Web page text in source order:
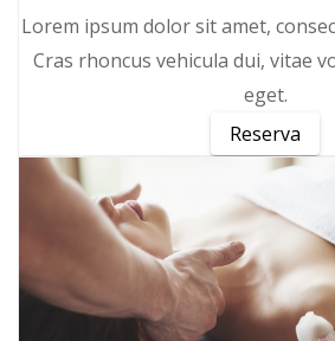
Lorem ipsum dolor sit amet,
Cras rhoncus vehicula dui, vitae
eget.
Reserva